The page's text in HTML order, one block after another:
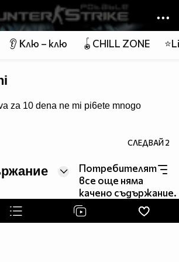
👂 Клю – клю 🪀CHILL ZONE
za 10 dena ne mi pi6ete mnogo
СЛЕДВАЙ2
Потребителят
все още няма
качено съдържание.